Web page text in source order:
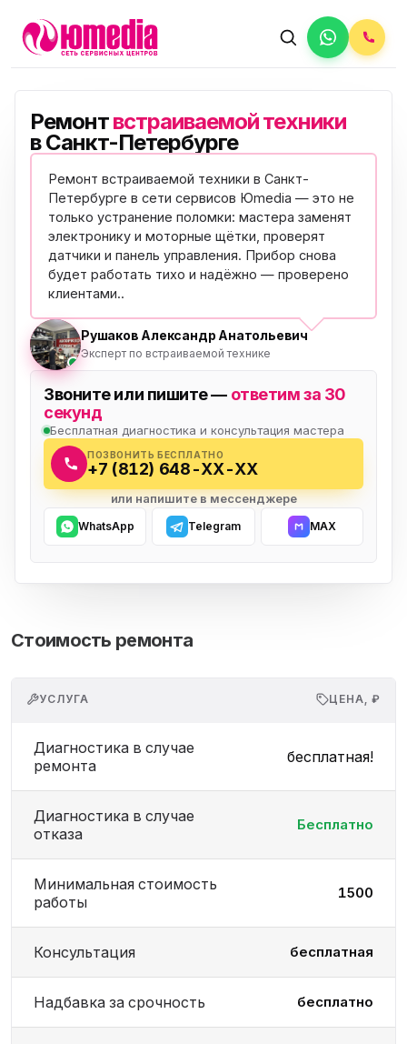
Ремонтвстраиваемой техники
в Санкт-Петербурге
Ремонт встраиваемой техники в Санкт-
Петербурге в сети сервисов Юmedia — это не
только устранение поломки: мастера заменят
электронику и моторные щётки, проверят
датчики и панель управления. Прибор снова
будет работать тихо и надёжно — проверено
клиентами..
Рушаков Александр Анатольевич
Эксперт по встраиваемой технике
Звоните или пишите — ответим за 30
секунд
Бесплатная диагностика и консультация мастера
ПОЗВОНИТЬ БЕСПЛАТНО
+7 (812) 648-XX-XX
или напишите в мессенджере
WhatsApp Telegram MAX
Стоимость ремонта
УСЛУГА ЦЕНА, ₽
Диагностика в случае
ремонта
бесплатная!
Диагностика в случае
отказа
Бесплатно
Минимальная стоимость
работы
1500
Консультация бесплатная
Надбавка за срочность бесплатно